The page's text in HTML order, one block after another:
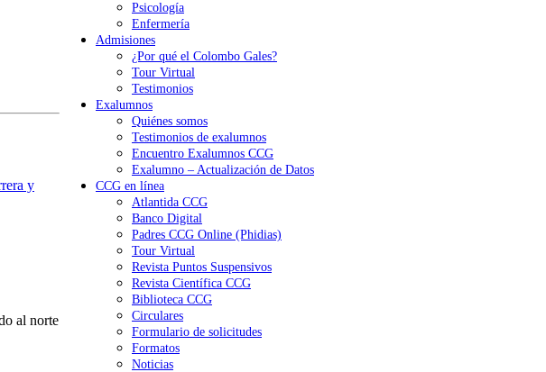
Psicología
Enfermería
Admisiones
¿Por qué el Colombo Gales?
Tour Virtual
Testimonios
Exalumnos
Quiénes somos
Testimonios de exalumnos
Encuentro Exalumnos CCG
Exalumno – Actualización de Datos
CCG en línea
Atlantida CCG
Banco Digital
Padres CCG Online (Phidias)
Tour Virtual
Revista Puntos Suspensivos
Revista Científica CCG
Biblioteca CCG
Circulares
Formulario de solicitudes
Formatos
Noticias
y
al norte